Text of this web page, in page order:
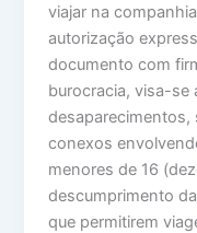
viajar na
autorização
documento com
burocracia, visa-se
desaparecimentos,
conexos
menores de 16
descumprimento
que permitirem